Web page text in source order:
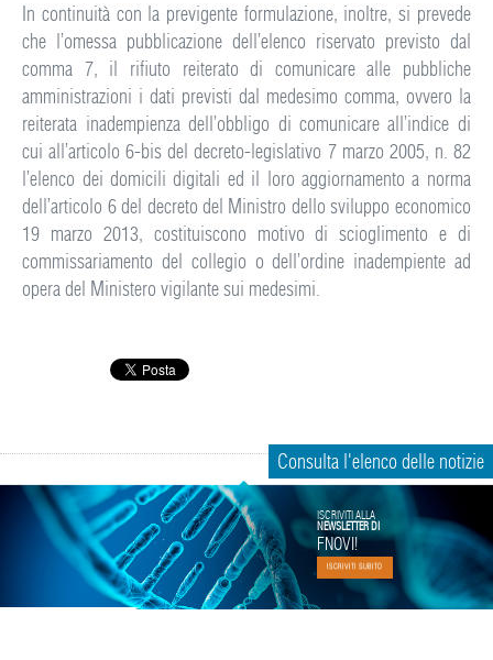
In continuità con la previgente formulazione, inoltre, si prevede
che l’omessa pubblicazione dell’elenco riservato previsto dal
comma 7, il rifiuto reiterato di comunicare alle pubbliche
amministrazioni i dati previsti dal medesimo comma, ovvero la
reiterata inadempienza dell’obbligo di comunicare all’indice di
cui all’articolo 6-bis del decreto-legislativo 7 marzo 2005, n. 82
l’elenco dei domicili digitali ed il loro aggiornamento a norma
dell’articolo 6 del decreto del Ministro dello sviluppo economico
19 marzo 2013, costituiscono motivo di scioglimento e di
commissariamento del collegio o dell’ordine inadempiente ad
opera del Ministero vigilante sui medesimi.
Consulta l'elenco delle notizie
FNOVI!
ISCRIVITI SUBITO
ISCRIVITI ALLA
NEWSLETTER DI